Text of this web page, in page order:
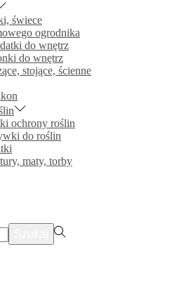
świece
ogrodnika
do wnętrz
do wnętrz
stojące, ścienne
ochrony roślin
do roślin
maty, torby